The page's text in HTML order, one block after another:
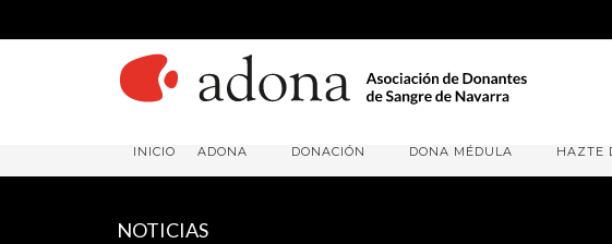
INICIO ADONA DONACIÓN DONA MÉDULA HAZTE
NOTICIAS